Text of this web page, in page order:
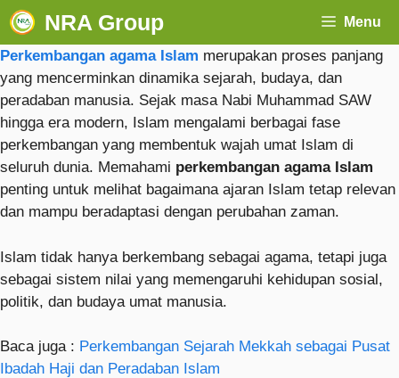
NRA Group Menu
Perkembangan agama Islam merupakan proses panjang
yang mencerminkan dinamika sejarah, budaya, dan
peradaban manusia. Sejak masa Nabi Muhammad SAW
hingga era modern, Islam mengalami berbagai fase
perkembangan yang membentuk wajah umat Islam di
seluruh dunia. Memahami perkembangan agama Islam
penting untuk melihat bagaimana ajaran Islam tetap relevan
dan mampu beradaptasi dengan perubahan zaman.
Islam tidak hanya berkembang sebagai agama, tetapi juga
sebagai sistem nilai yang memengaruhi kehidupan sosial,
politik, dan budaya umat manusia.
Baca juga : Perkembangan Sejarah Mekkah sebagai Pusat
Ibadah Haji dan Peradaban Islam